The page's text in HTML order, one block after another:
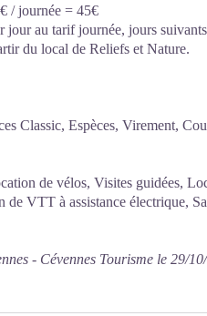
/ journée = 45€
jour au tarif journée, jours
du local de Reliefs et Nature.
Classic, Espèces, Virement,
de vélos, Visites guidées,
de VTT à assistance électrique,
- Cévennes Tourisme le 29/